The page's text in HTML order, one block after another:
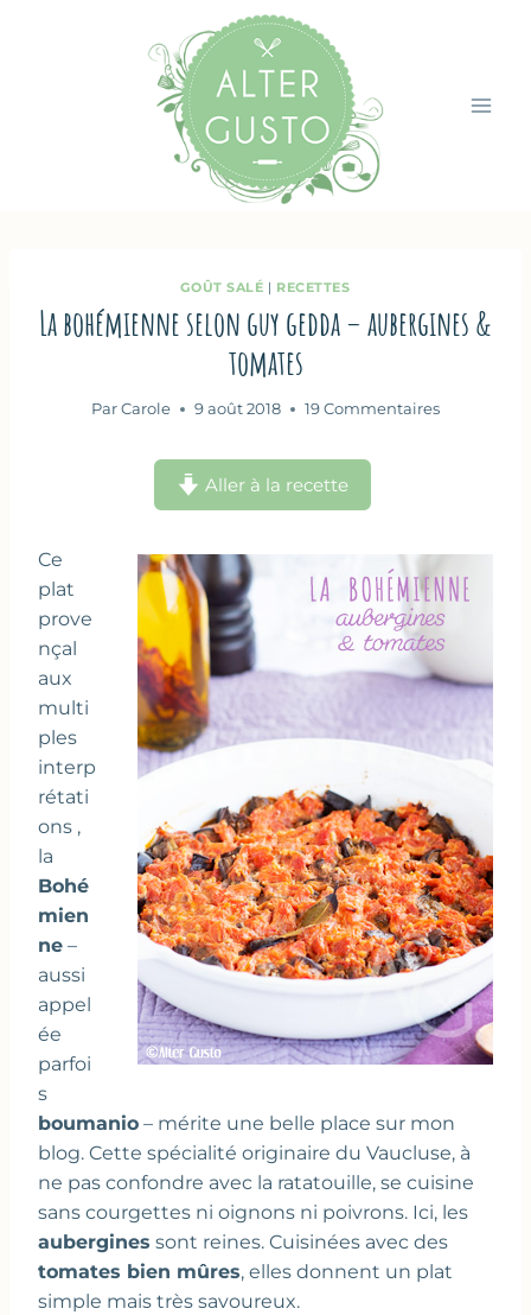
GOÛT SALÉ | RECETTES
La bohémienne selon guy gedda – aubergines &
tomates
Par Carole 9 août 2018 19 Commentaires
Aller à la recette
Ce
plat
prove
nçal
aux
multi
ples
interp
rétati
ons ,
la
Bohé
mien
ne –
aussi
appel
ée
parfoi
s
boumanio – mérite une belle place sur mon
blog. Cette spécialité originaire du Vaucluse, à
ne pas confondre avec la ratatouille, se cuisine
sans courgettes ni oignons ni poivrons. Ici, les
aubergines sont reines. Cuisinées avec des
tomates bien mûres, elles donnent un plat
simple mais très savoureux.